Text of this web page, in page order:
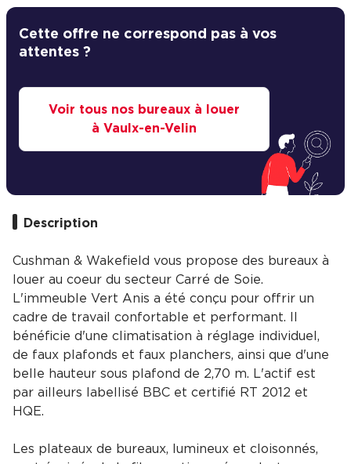
Cette offre ne correspond pas à vos
attentes ?
Voir tous nos bureaux à louer
à Vaulx-en-Velin
Description
Cushman & Wakefield vous propose des bureaux à
louer au coeur du secteur Carré de Soie.
L'immeuble Vert Anis a été conçu pour offrir un
cadre de travail confortable et performant. Il
bénéficie d'une climatisation à réglage individuel,
de faux plafonds et faux planchers, ainsi que d'une
belle hauteur sous plafond de 2,70 m. L'actif est
par ailleurs labellisé BBC et certifié RT 2012 et
HQE.
Les plateaux de bureaux, lumineux et cloisonnés,